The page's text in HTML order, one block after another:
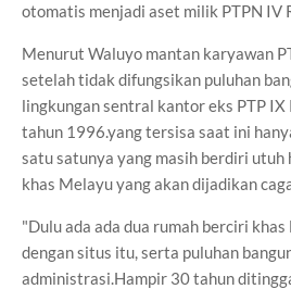
otomatis menjadi aset milik PTPN IV
Menurut Waluyo mantan karyawan
setelah tidak difungsikan puluhan
lingkungan sentral kantor eks PTP IX
tahun 1996.yang tersisa saat ini
satu satunya yang masih berdiri utuh
khas Melayu yang akan dijadikan
"Dulu ada ada dua rumah berciri
dengan situs itu, serta puluhan
administrasi.Hampir 30 tahun